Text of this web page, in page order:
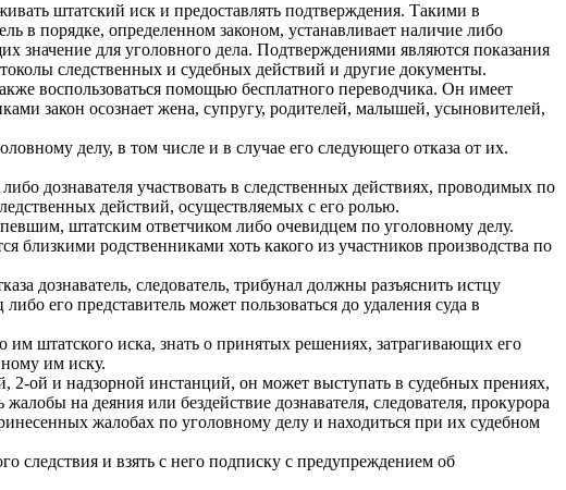
штатский иск и предоставлять подтверждения. Такими в
в порядке, определенном законом, устанавливает наличие либо
для уголовного дела. Подтверждениями являются показания
следственных и судебных действий и другие документы.
воспользоваться помощью бесплатного переводчика. Он имеет
закон осознает жена, супругу, родителей, малышей, усыновителей,
делу, в том числе и в случае его следующего отказа от их.
дознавателя участвовать в следственных действиях, проводимых по
действий, осуществляемых с его ролью.
штатским ответчиком либо очевидцем по уголовному делу.
близкими родственниками хоть какого из участников производства по
дознаватель, следователь, трибунал должны разъяснить истцу
его представитель может пользоваться до удаления суда в
штатского иска, знать о принятых решениях, затрагивающих его
им иску.
2-ой и надзорной инстанций, он может выступать в судебных прениях,
на деяния или бездействие дознавателя, следователя, прокурора
жалобах по уголовному делу и находиться при их судебном
следствия и взять с него подписку с предупреждением об